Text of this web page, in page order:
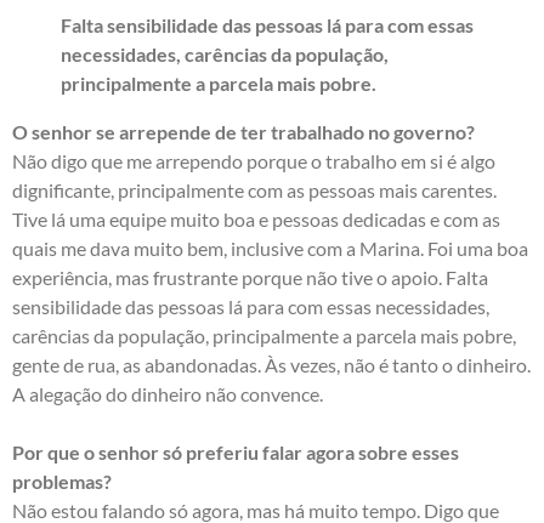
Falta sensibilidade das pessoas lá para com essas
necessidades, carências da população,
principalmente a parcela mais pobre.
O senhor se arrepende de ter trabalhado no governo?
Não digo que me arrependo porque o trabalho em si é algo
dignificante, principalmente com as pessoas mais carentes.
Tive lá uma equipe muito boa e pessoas dedicadas e com as
quais me dava muito bem, inclusive com a Marina. Foi uma boa
experiência, mas frustrante porque não tive o apoio. Falta
sensibilidade das pessoas lá para com essas necessidades,
carências da população, principalmente a parcela mais pobre,
gente de rua, as abandonadas. Às vezes, não é tanto o dinheiro.
A alegação do dinheiro não convence.
Por que o senhor só preferiu falar agora sobre esses
problemas?
Não estou falando só agora, mas há muito tempo. Digo que